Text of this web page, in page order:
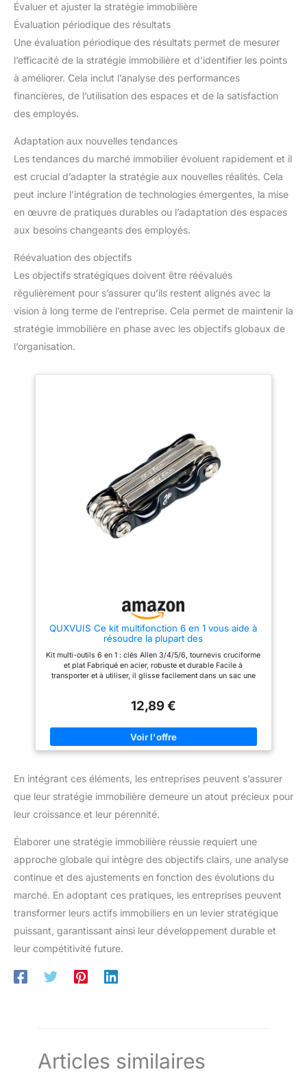
Évaluer et ajuster la stratégie immobilière
Évaluation périodique des résultats
Une évaluation périodique des résultats permet de mesurer
l’efficacité de la stratégie immobilière et d’identifier les points
à améliorer. Cela inclut l’analyse des performances
financières, de l’utilisation des espaces et de la satisfaction
des employés.
Adaptation aux nouvelles tendances
Les tendances du marché immobilier évoluent rapidement et il
est crucial d’adapter la stratégie aux nouvelles réalités. Cela
peut inclure l’intégration de technologies émergentes, la mise
en œuvre de pratiques durables ou l’adaptation des espaces
aux besoins changeants des employés.
Réévaluation des objectifs
Les objectifs stratégiques doivent être réévalués
régulièrement pour s’assurer qu’ils restent alignés avec la
vision à long terme de l’entreprise. Cela permet de maintenir la
stratégie immobilière en phase avec les objectifs globaux de
l’organisation.
QUXVUIS Ce kit multifonction 6 en 1 vous aide à
résoudre la plupart des
Kit multi-outils 6 en 1 : clés Allen 3/4/5/6, tournevis cruciforme
et plat Fabriqué en acier, robuste et durable Facile à
transporter et à utiliser, il glisse facilement dans un sac une
résoudre la plupart des problèmes de vélo en voyage et peut
12,89 €
En intégrant ces éléments, les entreprises peuvent s’assurer
que leur stratégie immobilière demeure un atout précieux pour
leur croissance et leur pérennité.
Élaborer une stratégie immobilière réussie requiert une
approche globale qui intègre des objectifs clairs, une analyse
continue et des ajustements en fonction des évolutions du
marché. En adoptant ces pratiques, les entreprises peuvent
transformer leurs actifs immobiliers en un levier stratégique
puissant, garantissant ainsi leur développement durable et
leur compétitivité future.
Articles similaires